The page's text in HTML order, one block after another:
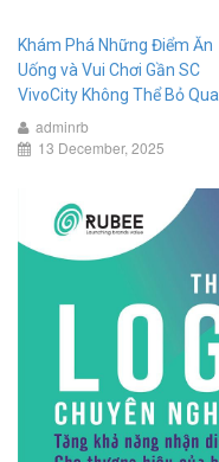
Khám Phá Những Điểm Ăn
Uống và Vui Chơi Gần SC
VivoCity Không Thể Bỏ Qua
adminrb
13 December, 2025